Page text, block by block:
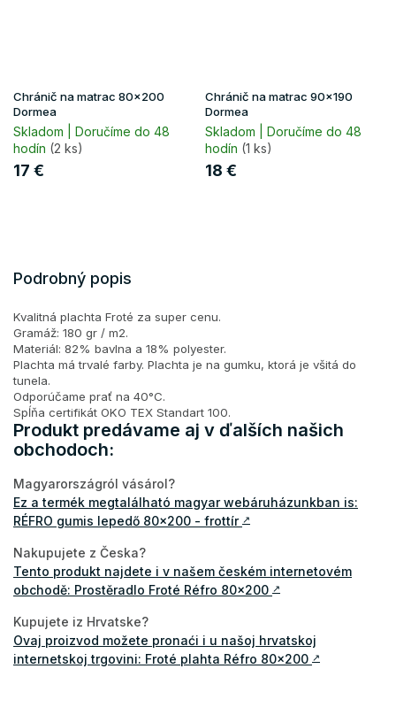
Chránič na matrac 80x200
Dormea
Skladom | Doručíme do 48
hodín (2 ks)
17 €
Chránič na matrac 90x190
Dormea
Skladom | Doručíme do 48
hodín (1 ks)
18 €
Podrobný popis
Kvalitná plachta Froté za super cenu.
Gramáž: 180 gr / m2.
Materiál: 82% bavlna a 18% polyester.
Plachta má trvalé farby. Plachta je na gumku, ktorá je všitá do
tunela.
Odporúčame prať na 40°C.
Spĺňa certifikát OKO TEX Standart 100.
Produkt predávame aj v ďalších našich
obchodoch:
Magyarországról vásárol?
Ez a termék megtalálható magyar webáruházunkban is:
RÉFRO gumis lepedő 80x200 - frottír ↗
Nakupujete z Česka?
Tento produkt najdete i v našem českém internetovém
obchodě: Prostěradlo Froté Réfro 80x200 ↗
Kupujete iz Hrvatske?
Ovaj proizvod možete pronaći i u našoj hrvatskoj
internetskoj trgovini: Froté plahta Réfro 80x200 ↗